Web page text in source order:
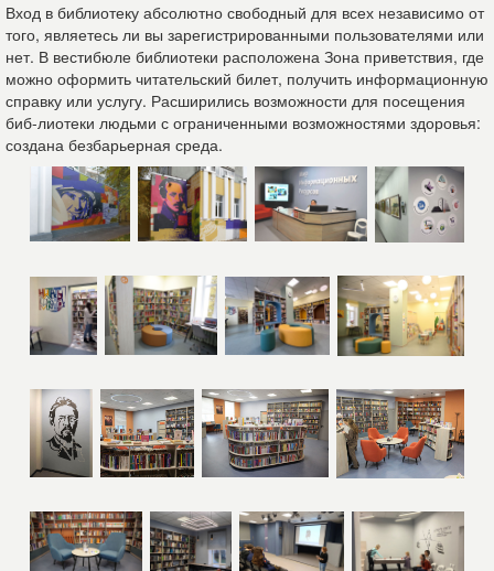
Вход в библиотеку абсолютно свободный для всех независимо от
того, являетесь ли вы зарегистрированными пользователями или
нет. В вестибюле библиотеки расположена Зона приветствия, где
можно оформить читательский билет, получить информационную
справку или услугу. Расширились возможности для посещения
биб-лиотеки людьми с ограниченными возможностями здоровья:
создана безбарьерная среда.